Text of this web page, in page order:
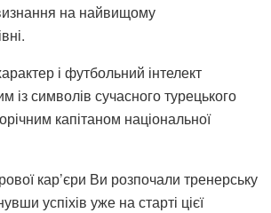
на найвищому
і футбольний інтелект
із символів сучасного турецького
капітаном національної
кар’єри Ви розпочали тренерську
успіхів уже на старті цієї